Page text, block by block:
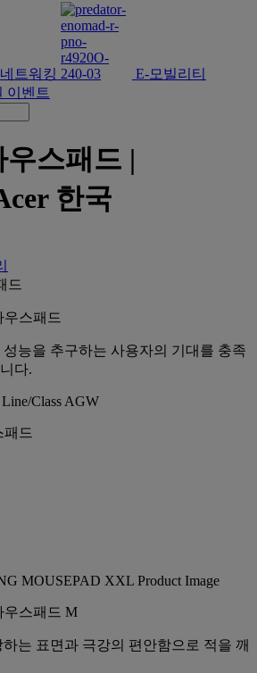
네트워킹
E-모빌리티
이벤트
스패드 |
한국
드
우스패드
능을 추구하는 사용자의 기대를 충족
다.
패드
우스패드 M
는 표면과 극강의 편안함으로 적을 깨